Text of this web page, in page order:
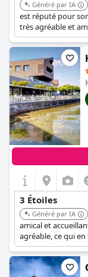
Généré par IA
est réputé pour
très agréable et
clients.
3 Étoiles
Généré par IA
amical et
agréable, ce qui
recherchant un